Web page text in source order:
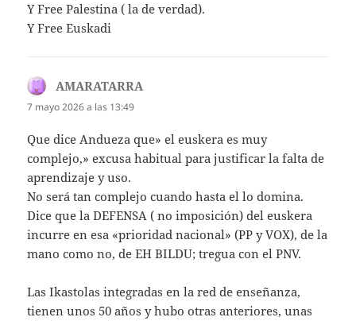
Y Free Palestina ( la de verdad).
Y Free Euskadi
AMARATARRAdice:
7 mayo 2026 a las 13:49
Que dice Andueza que» el euskera es muy
complejo,» excusa habitual para justificar la falta de
aprendizaje y uso.
No será tan complejo cuando hasta el lo domina.
Dice que la DEFENSA ( no imposición) del euskera
incurre en esa «prioridad nacional» (PP y VOX), de la
mano como no, de EH BILDU; tregua con el PNV.
Las Ikastolas integradas en la red de enseñanza,
tienen unos 50 años y hubo otras anteriores, unas